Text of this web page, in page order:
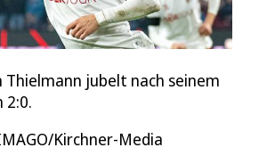
Thielmann jubelt nach seinem
2:0.
Kirchner-Media